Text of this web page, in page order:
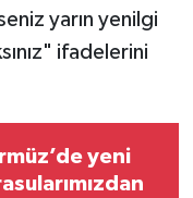
yarın yenilgi
ifadelerini
yeni